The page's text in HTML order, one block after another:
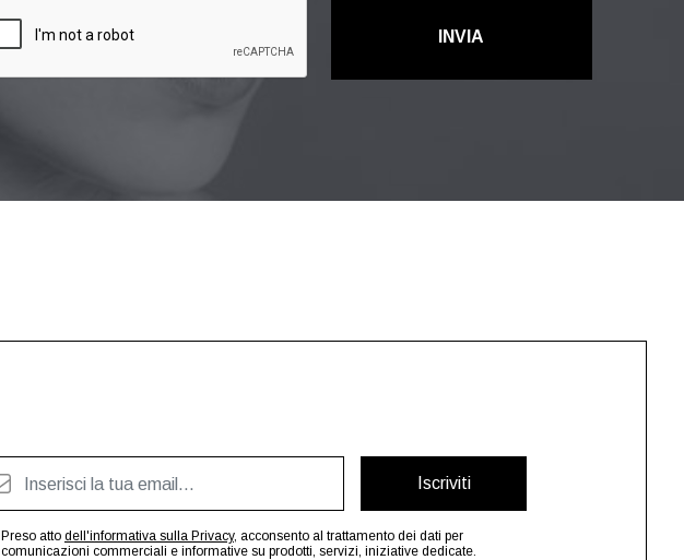
Iscriviti
Preso atto dell'informativa sulla Privacy, acconsento al trattamento dei dati per
comunicazioni commerciali e informative su prodotti, servizi, iniziative dedicate.